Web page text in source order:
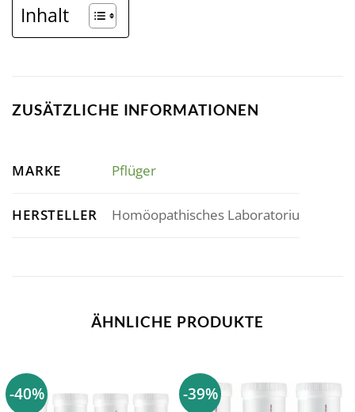
Inhalt
ZUSÄTZLICHE INFORMATIONEN
MARKE Pflüger
HERSTELLER Homöopathisches Laboratoriu
ÄHNLICHE PRODUKTE
-40% -39%